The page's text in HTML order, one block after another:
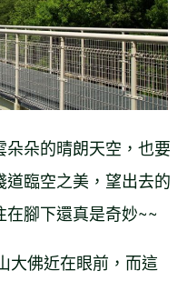
朵的晴朗天空，也要
臨空之美，望出去的
腳下還真是奇妙~~
大佛近在眼前，而這